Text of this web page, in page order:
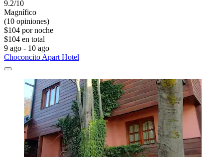
9.2/10
Magnífico
(10 opiniones)
$104 por noche
$104 en total
9 ago - 10 ago
Choconcito Apart Hotel